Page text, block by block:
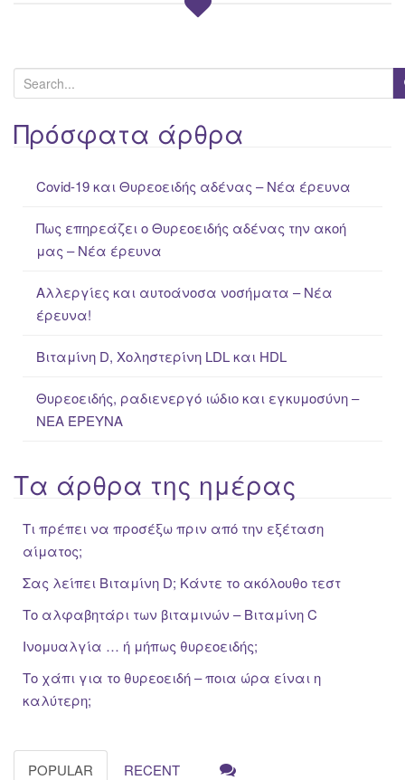
e
a
rΠρόσφατα άρθρα
Covid-19 και Θυρεοειδής αδένας – Νέα έρευνα
Πως επηρεάζει ο Θυρεοειδής αδένας την ακοή
μας – Νέα έρευνα
Αλλεργίες και αυτοάνοσα νοσήματα – Νέα
έρευνα!
Βιταμίνη D, Χοληστερίνη LDL και HDL
Θυρεοειδής, ραδιενεργό ιώδιο και εγκυμοσύνη –
ΝΕΑ ΈΡΕΥΝΑ
Τα άρθρα της ημέρας
Τι πρέπει να προσέξω πριν από την εξέταση
αίματος;
Σας λείπει Βιταμίνη D; Κάντε το ακόλουθο τεστ
Το αλφαβητάρι των βιταμινών – Βιταμίνη C
Ινομυαλγία … ή μήπως θυρεοειδής;
Το χάπι για το θυρεοειδή – ποια ώρα είναι η
καλύτερη;
POPULAR RECENT